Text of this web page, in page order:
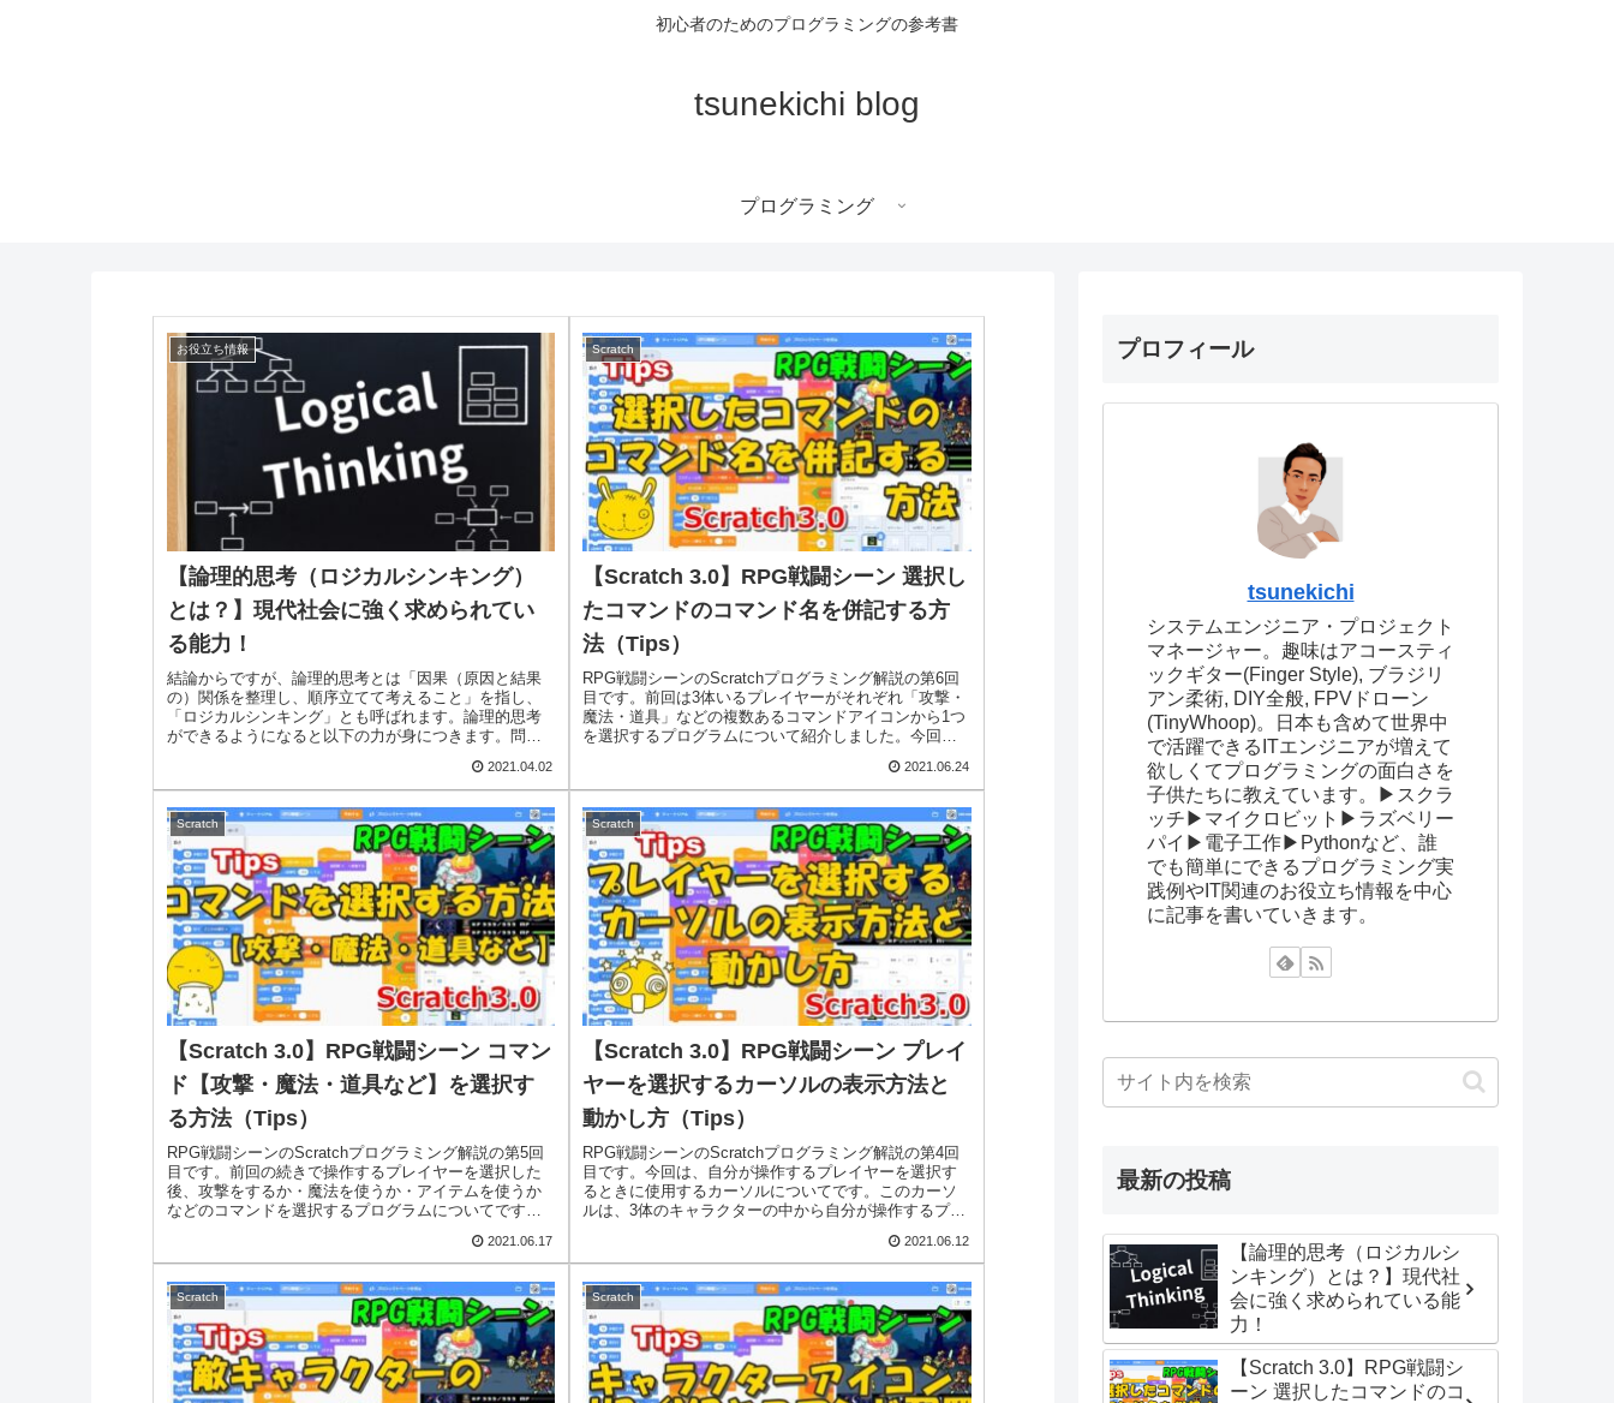
初心者のためのプログラミングの参考書
tsunekichi blog
プログラミング
お役立ち情報
【論理的思考（ロジカルシンキング）
とは？】現代社会に強く求められてい
る能力！
結論からですが、論理的思考とは「因果（原因と結果
の）関係を整理し、順序立てて考えること」を指し、
「ロジカルシンキング」とも呼ばれます。論理的思考
ができるようになると以下の力が身につきます。問題
2021.04.02
Scratch
【Scratch 3.0】RPG戦闘シーン 選択し
たコマンドのコマンド名を併記する方
法（Tips）
RPG戦闘シーンのScratchプログラミング解説の第6回
目です。前回は3体いるプレイヤーがそれぞれ「攻撃・
魔法・道具」などの複数あるコマンドアイコンから1つ
を選択するプログラムについて紹介しました。今回は
2021.06.24
Scratch
【Scratch 3.0】RPG戦闘シーン コマン
ド【攻撃・魔法・道具など】を選択す
る方法（Tips）
RPG戦闘シーンのScratchプログラミング解説の第5回
目です。前回の続きで操作するプレイヤーを選択した
後、攻撃をするか・魔法を使うか・アイテムを使うか
などのコマンドを選択するプログラムについてです。
2021.06.17
Scratch
【Scratch 3.0】RPG戦闘シーン プレイ
ヤーを選択するカーソルの表示方法と
動かし方（Tips）
RPG戦闘シーンのScratchプログラミング解説の第4回
目です。今回は、自分が操作するプレイヤーを選択す
るときに使用するカーソルについてです。このカーソ
ルは、3体のキャラクターの中から自分が操作するプレ
2021.06.12
Scratch Scratch
プロフィール
tsunekichi
システムエンジニア・プロジェクト
マネージャー。趣味はアコースティ
ックギター(Finger Style), ブラジリ
アン柔術, DIY全般, FPVドローン
(TinyWhoop)。日本も含めて世界中
で活躍できるITエンジニアが増えて
欲しくてプログラミングの面白さを
子供たちに教えています。▶スクラ
ッチ▶マイクロビット▶ラズベリー
パイ▶電子工作▶Pythonなど、誰
でも簡単にできるプログラミング実
践例やIT関連のお役立ち情報を中心
に記事を書いていきます。
最新の投稿
【論理的思考（ロジカルシ
ンキング）とは？】現代社
会に強く求められている能
力！
【Scratch 3.0】RPG戦闘シ
ーン 選択したコマンドのコ